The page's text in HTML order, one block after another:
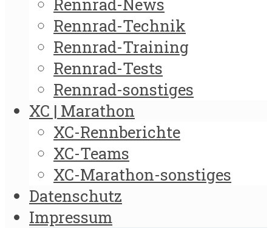
Rennrad-Technik
Rennrad-Training
Rennrad-Tests
Rennrad-sonstiges
XC | Marathon
XC-Rennberichte
XC-Teams
XC-Marathon-sonstiges
Datenschutz
Impressum